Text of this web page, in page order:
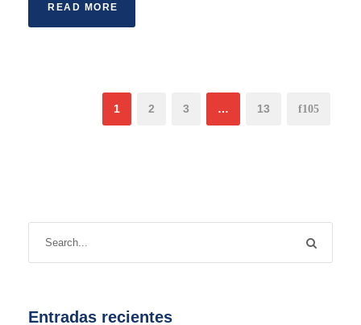
READ MORE
1 2 3 … 13
Entradas recientes